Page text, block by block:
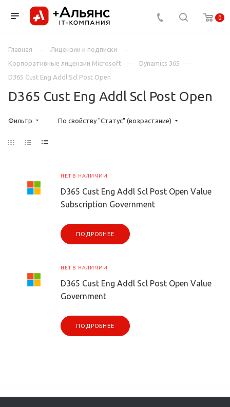
0
Главная
Лицензии и подписки
Корпоративные лицензии Microsoft
Dynamics 365
D365 Cust Eng Addl Scl Post Open
D365 Cust Eng Addl Scl Post Open
Фильтр По свойству "Статус" (возрастание)
НЕТ В НАЛИЧИИ
D365 Cust Eng Addl Scl Post Open Value
Subscription Government
ПОДРОБНЕЕ
НЕТ В НАЛИЧИИ
D365 Cust Eng Addl Scl Post Open Value
Government
ПОДРОБНЕЕ